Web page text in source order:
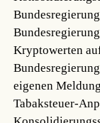
Kryptowerten
eigenen
Tabaksteuer-